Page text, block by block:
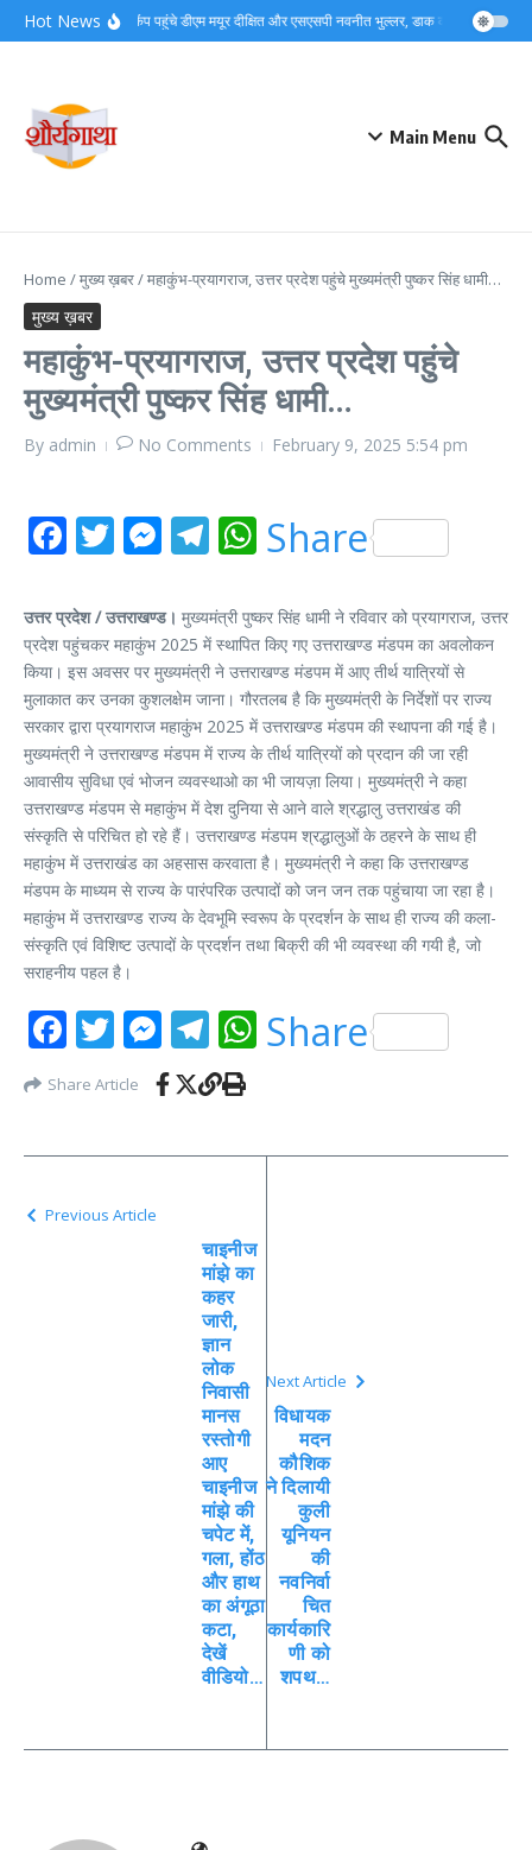
Skip to content
Hot News
देर रात बैरागी कैंप पहुंचे डीएम मयूर दीक्षित और एसएसपी नवनीत भुल्लर, डाक कांवड़ व्यवस्थाओं
Main Menu
Home /मुख्य ख़बर/महाकुंभ-प्रयागराज, उत्तर प्रदेश पहुंचे मुख्यमंत्री पुष्कर सिंह धामी…
मुख्य ख़बर
महाकुंभ-प्रयागराज, उत्तर प्रदेश पहुंचे
मुख्यमंत्री पुष्कर सिंह धामी…
By admin No Comments February 9, 2025 5:54 pm
Facebook
Twitter
Messenger
Telegram
WhatsApp
Share
उत्तर प्रदेश / उत्तराखण्ड। मुख्यमंत्री पुष्कर सिंह धामी ने रविवार को प्रयागराज, उत्तर
प्रदेश पहुंचकर महाकुंभ 2025 में स्थापित किए गए उत्तराखण्ड मंडपम का अवलोकन
किया। इस अवसर पर मुख्यमंत्री ने उत्तराखण्ड मंडपम में आए तीर्थ यात्रियों से
मुलाकात कर उनका कुशलक्षेम जाना। गौरतलब है कि मुख्यमंत्री के निर्देशों पर राज्य
सरकार द्वारा प्रयागराज महाकुंभ 2025 में उत्तराखण्ड मंडपम की स्थापना की गई है।
मुख्यमंत्री ने उत्तराखण्ड मंडपम में राज्य के तीर्थ यात्रियों को प्रदान की जा रही
आवासीय सुविधा एवं भोजन व्यवस्थाओ का भी जायज़ा लिया। मुख्यमंत्री ने कहा
उत्तराखण्ड मंडपम से महाकुंभ में देश दुनिया से आने वाले श्रद्धालु उत्तराखंड की
संस्कृति से परिचित हो रहे हैं। उत्तराखण्ड मंडपम श्रद्धालुओं के ठहरने के साथ ही
महाकुंभ में उत्तराखंड का अहसास करवाता है। मुख्यमंत्री ने कहा कि उत्तराखण्ड
मंडपम के माध्यम से राज्य के पारंपरिक उत्पादों को जन जन तक पहुंचाया जा रहा है।
महाकुंभ में उत्तराखण्ड राज्य के देवभूमि स्वरूप के प्रदर्शन के साथ ही राज्य की कला-
संस्कृति एवं विशिष्ट उत्पादों के प्रदर्शन तथा बिक्री की भी व्यवस्था की गयी है, जो
सराहनीय पहल है।
Facebook
Twitter
Messenger
Telegram
WhatsApp
Share
Share Article
Previous Article
चाइनीज
मांझे का
कहर
जारी,
ज्ञान
लोक
निवासी
मानस
रस्तोगी
आए
चाइनीज
मांझे की
चपेट में,
गला, होंठ
और हाथ
का अंगूठा
कटा,
देखें
वीडियो…
Next Article
विधायक
मदन
कौशिक
ने दिलायी
कुली
यूनियन
की
नवनिर्वा
चित
कार्यकारि
णी को
शपथ…